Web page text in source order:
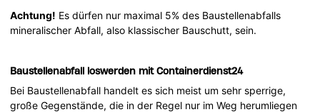
Achtung! Es dürfen nur maximal 5% des Baustellenabfalls
mineralischer Abfall, also klassischer Bauschutt, sein.
Baustellenabfall loswerden mit Containerdienst24
Bei Baustellenabfall handelt es sich meist um sehr sperrige,
große Gegenstände, die in der Regel nur im Weg herumliegen